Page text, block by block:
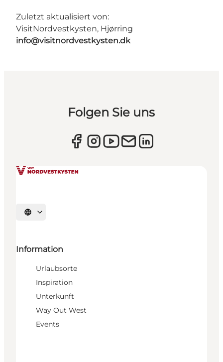
Zuletzt aktualisiert von:
VisitNordvestkysten, Hjørring
info@visitnordvestkysten.dk
Folgen Sie uns
Sprache auswählen
Information
Urlaubsorte
Inspiration
Unterkunft
Way Out West
Events